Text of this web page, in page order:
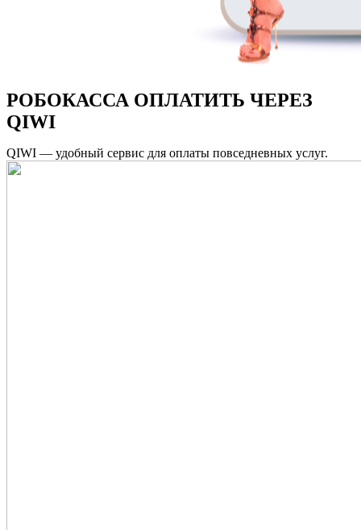
РОБОКАССА ОПЛАТИТЬ ЧЕРЕЗ
QIWI
QIWI — удобный сервис для оплаты повседневных услуг.